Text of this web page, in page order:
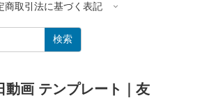
商取引法に基づく表記
検索
画 テンプレート｜友